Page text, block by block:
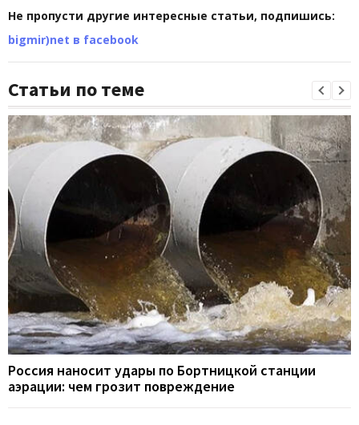
Не пропусти другие интересные статьи, подпишись:
bigmir)net в facebook
Статьи по теме
Россия наносит удары по Бортницкой станции
аэрации: чем грозит повреждение